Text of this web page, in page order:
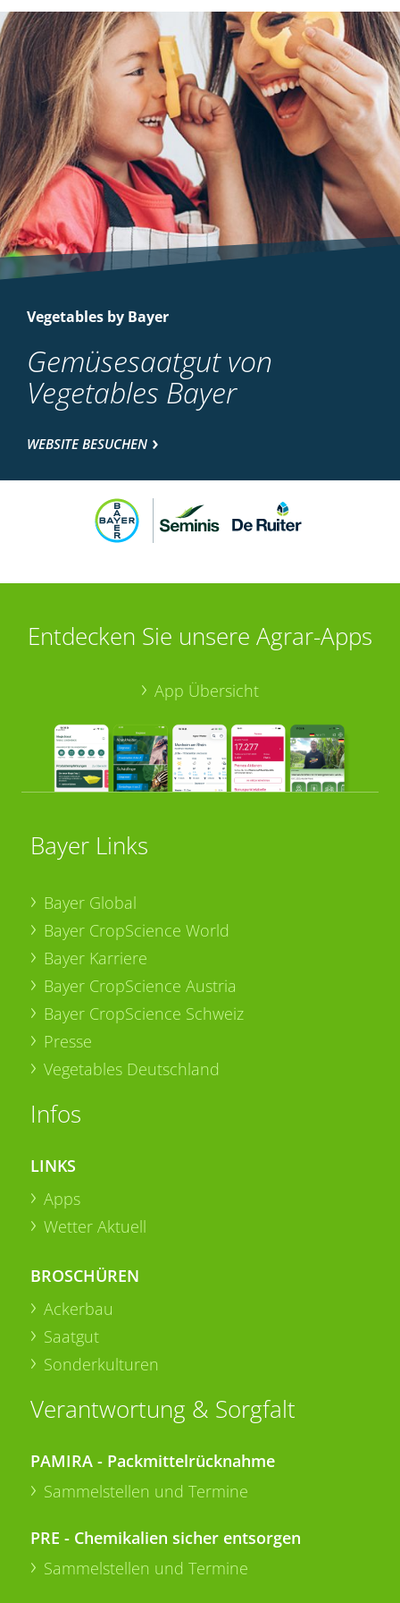
Vegetables by Bayer
Gemüsesaatgut von
Vegetables Bayer
WEBSITE BESUCHEN
Entdecken Sie unsere Agrar-Apps
App Übersicht
Bayer Links
Bayer Global
Bayer CropScience World
Bayer Karriere
Bayer CropScience Austria
Bayer CropScience Schweiz
Presse
Vegetables Deutschland
Infos
LINKS
Apps
Wetter Aktuell
BROSCHÜREN
Ackerbau
Saatgut
Sonderkulturen
Verantwortung & Sorgfalt
PAMIRA - Packmittelrücknahme
Sammelstellen und Termine
PRE - Chemikalien sicher entsorgen
Sammelstellen und Termine